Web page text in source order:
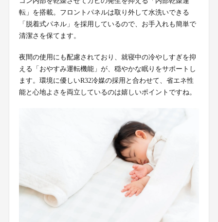
転」を搭載。フロントパネルは取り外して水洗いできる
「脱着式パネル」を採用しているので、お手入れも簡単で
清潔さを保てます。
夜間の使用にも配慮されており、就寝中の冷やしすぎを抑
える「おやすみ運転機能」が、穏やかな眠りをサポートし
ます。環境に優しいR32冷媒の採用と合わせて、省エネ性
能と心地よさを両立しているのは嬉しいポイントですね。